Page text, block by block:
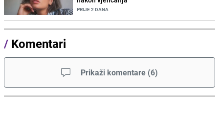
PRIJE 2 DANA
/ Komentari
Prikaži komentare (6)